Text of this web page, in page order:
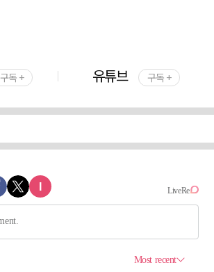
구독 + 유튜브 구독 +